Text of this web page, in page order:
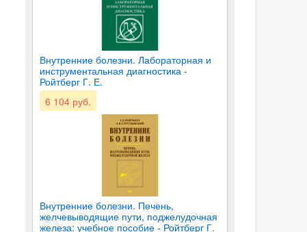
Внутренние болезни. Лабораторная и
инструментальная диагностика -
Ройтберг Г. Е.
6 104 руб.
Внутренние болезни. Печень,
желчевыводящие пути, поджелудочная
железа: учебное пособие - Ройтберг Г.